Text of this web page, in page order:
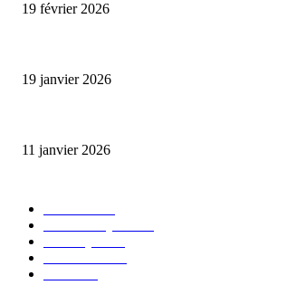
19 février 2026
19 janvier 2026
11 janvier 2026